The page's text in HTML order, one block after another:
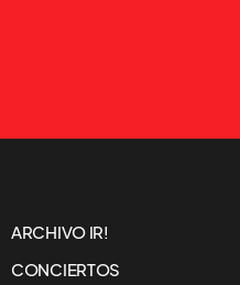
ARCHIVO IR!
CONCIERTOS